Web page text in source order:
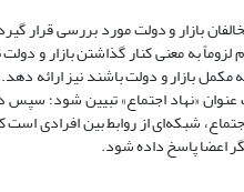
بازار و دولت مورد بررسی قرار
به معنی کنار گذاشتن بازار و
مکمل بازار و دولت باشند نیز ارائه
«نهاد اجتماع» تبیین شود؛
شبکه‌ای از روابط بین افرادی
اعضا پاسخ داده شود.